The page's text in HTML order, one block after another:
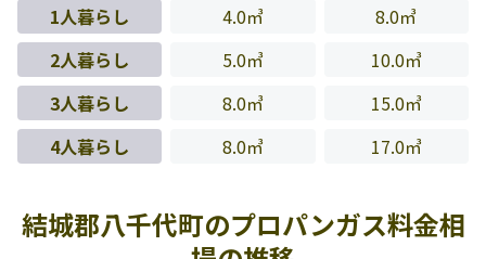
1人暮らし
4.0㎥
8.0㎥
2人暮らし
5.0㎥
10.0㎥
3人暮らし
8.0㎥
15.0㎥
4人暮らし
8.0㎥ 17.0㎥
結城郡八千代町のプロパンガス料金相